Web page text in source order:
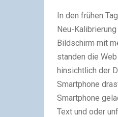
In den frühen
Neu-
Bildschirm mit
standen die
hinsichtlich der
Smartphone
Smartphone
Text und oder